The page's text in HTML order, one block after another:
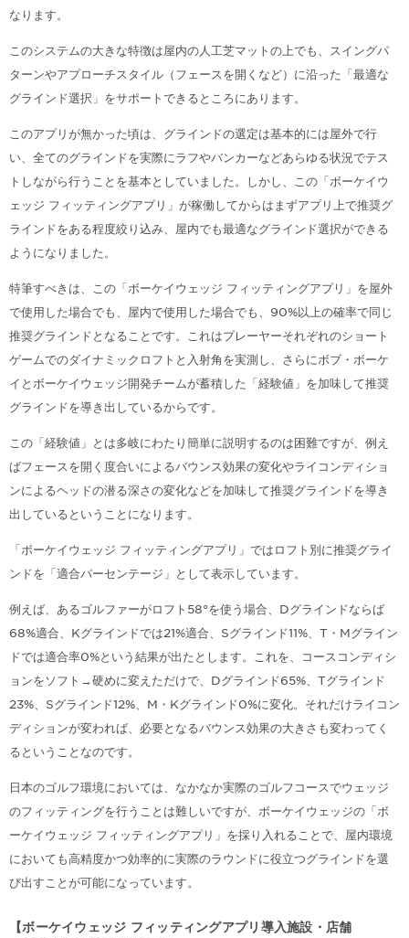
なります。
このシステムの大きな特徴は屋内の人工芝マットの上でも、スイングパ
ターンやアプローチスタイル（フェースを開くなど）に沿った「最適な
グラインド選択」をサポートできるところにあります。
このアプリが無かった頃は、グラインドの選定は基本的には屋外で行
い、全てのグラインドを実際にラフやバンカーなどあらゆる状況でテス
トしながら行うことを基本としていました。しかし、この「ボーケイウ
ェッジ フィッティングアプリ」が稼働してからはまずアプリ上で推奨グ
ラインドをある程度絞り込み、屋内でも最適なグラインド選択ができる
ようになりました。
特筆すべきは、この「ボーケイウェッジ フィッティングアプリ」を屋外
で使用した場合でも、屋内で使用した場合でも、90%以上の確率で同じ
推奨グラインドとなることです。これはプレーヤーそれぞれのショート
ゲームでのダイナミックロフトと入射角を実測し、さらにボブ・ボーケ
イとボーケイウェッジ開発チームが蓄積した「経験値」を加味して推奨
グラインドを導き出しているからです。
この「経験値」とは多岐にわたり簡単に説明するのは困難ですが、例え
ばフェースを開く度合いによるバウンス効果の変化やライコンディショ
ンによるヘッドの潜る深さの変化などを加味して推奨グラインドを導き
出しているということになります。
「ボーケイウェッジ フィッティングアプリ」ではロフト別に推奨グライ
ンドを「適合パーセンテージ」として表示しています。
例えば、あるゴルファーがロフト58°を使う場合、Dグラインドならば
68%適合、Kグラインドでは21%適合、Sグラインド11%、T・Mグライン
ドでは適合率0%という結果が出たとします。これを、コースコンディシ
ョンをソフト→硬めに変えただけで、Dグラインド65%、Tグラインド
23%、Sグラインド12%、M・Kグラインド0%に変化。それだけライコン
ディションが変われば、必要となるバウンス効果の大きさも変わってく
るということなのです。
日本のゴルフ環境においては、なかなか実際のゴルフコースでウェッジ
のフィッティングを行うことは難しいですが、ボーケイウェッジの「ボ
ーケイウェッジ フィッティングアプリ」を採り入れることで、屋内環境
においても高精度かつ効率的に実際のラウンドに役立つグラインドを選
び出すことが可能になっています。
【ボーケイウェッジ フィッティングアプリ導入施設・店舗